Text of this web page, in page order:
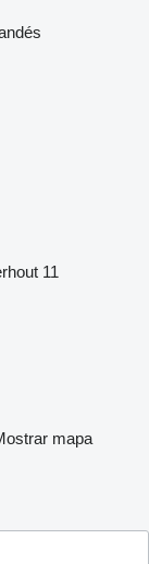
11
mapa